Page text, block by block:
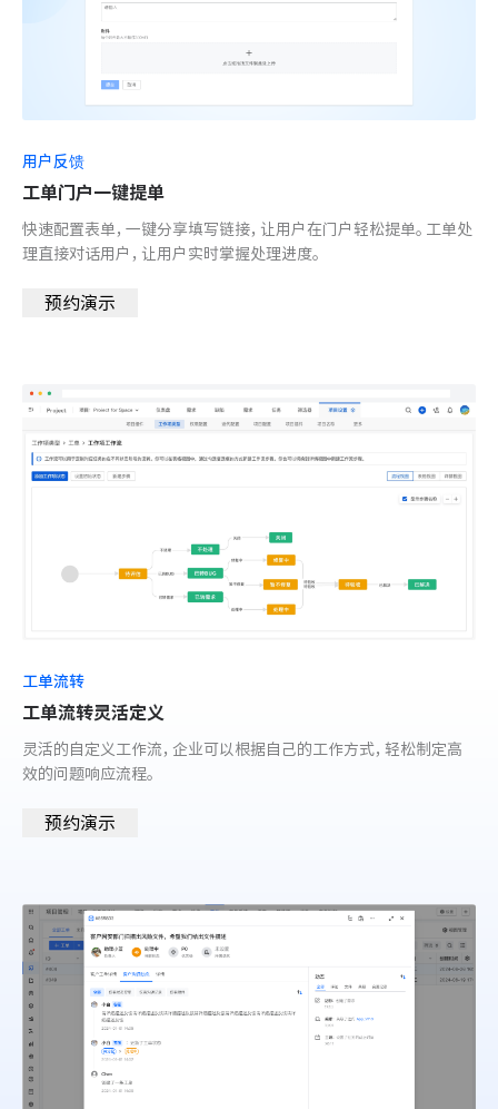
用户反馈
工单门户一键提单
快速配置表单，一键分享填写链接，让用户在门户轻松提单。工单处
理直接对话用户，让用户实时掌握处理进度。
预约演示
工单流转
工单流转灵活定义
灵活的自定义工作流，企业可以根据自己的工作方式，轻松制定高
效的问题响应流程。
预约演示